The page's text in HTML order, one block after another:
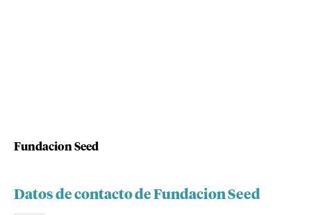
Fundacion Seed
Datos de contacto de Fundacion Seed